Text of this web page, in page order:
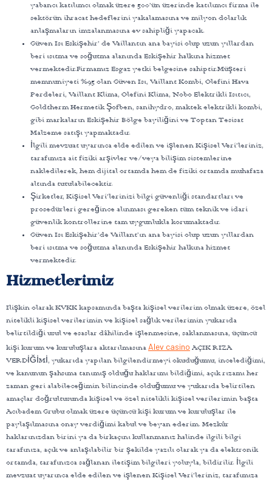
yabancı katılımcı olmak üzere 500’ün üzerinde katılımcı firma ile
sektörün ihracat hedeflerini yakalamasına ve milyon dolarlık
anlaşmaların imzalanmasına ev sahipliği yapacak.
Güven Isı Eskişehir’ de Vaillantın ana bayisi olup uzun yıllardan
beri ısıtma ve soğutma alanında Eskişehir halkına hizmet
vermektedir.Firmamız Esgaz yetki belgesine sahiptir.Müşteri
memnuniyeti %95 olan Güven Isı, Vaillant Kombi, Olefini Hava
Perdeleri, Vaillant Klima, Olefini Klima, Nobo Elektrikli Isıtıcı,
Goldtherm Hermetik Şofben, sanihydro, maktek elektrikli kombi,
gibi markaların Eskişehir Bölge bayiliğini ve Toptan Tesisat
Malzeme satışı yapmaktadır.
İlgili mevzuat uyarınca elde edilen ve işlenen Kişisel Veri’leriniz,
tarafımıza ait fiziki arşivler ve/veya bilişim sistemlerine
nakledilerek, hem dijital ortamda hem de fiziki ortamda muhafaza
altında tutulabilecektir.
Şirketler, Kişisel Veri’lerinizi bilgi güvenliği standartları ve
prosedürleri gereğince alınması gereken tüm teknik ve idari
güvenlik kontrollerine tam uygunlukla korumaktadır.
Güven Isı Eskişehir’de Vaillant’ın ana bayisi olup uzun yıllardan
beri ısıtma ve soğutma alanında Eskişehir halkına hizmet
vermektedir.
Hizmetlerimiz
Ilişkin olarak KVKK kapsamında başta kişisel verilerim olmak üzere, özel
nitelikli kişisel verilerimin ve kişisel sağlık verilerimin yukarıda
belirtildiği usul ve esaslar dâhilinde işlenmesine, saklanmasına, üçüncü
kişi kurum ve kuruluşlara aktarılmasına Alev casino AÇIK RIZA
VERDİĞİMİ, yukarıda yapılan bilgilendirmeyi okuduğumu, incelediğimi,
ve kanunun şahsıma tanımış olduğu haklarımı bildiğimi, açık rızamı her
zaman geri alabileceğimin bilincinde olduğumu ve yukarıda belirtilen
amaçlar doğrultusunda kişisel ve özel nitelikli kişisel verilerimin başta
Acıbadem Grubu olmak üzere üçüncü kişi kurum ve kuruluşlar ile
paylaşılmasına onay verdiğimi kabul ve beyan ederim. Mezkûr
haklarınızdan birini ya da birkaçını kullanmanız halinde ilgili bilgi
tarafınıza, açık ve anlaşılabilir bir şekilde yazılı olarak ya da elektronik
ortamda, tarafınızca sağlanan iletişim bilgileri yoluyla, bildirilir. İlgili
mevzuat uyarınca elde edilen ve işlenen Kişisel Veri’leriniz, tarafımıza